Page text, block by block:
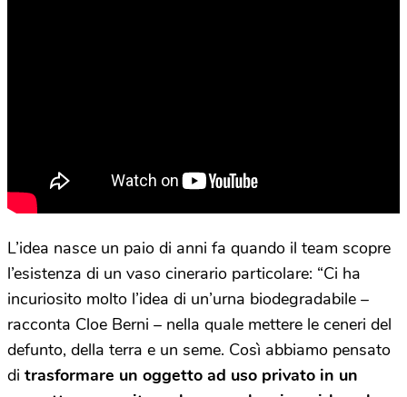
L’idea nasce un paio di anni fa quando il team scopre
l’esistenza di un vaso cinerario particolare: “Ci ha
incuriosito molto l’idea di un’urna biodegradabile –
racconta Cloe Berni – nella quale mettere le ceneri del
defunto, della terra e un seme. Così abbiamo pensato
di trasformare un oggetto ad uso privato in un